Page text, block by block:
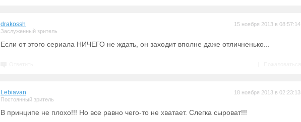
drakossh
Заслуженный зритель
15 ноября 2013 в 08:57:14
Если от этого сериала НИЧЕГО не ждать, он заходит вполне даже отличненько...
|
Lebiavan
Постоянный зритель
18 ноября 2013 в 02:23:13
В принципе не плохо!!! Но все равно чего-то не хватает. Слегка сыроват!!!